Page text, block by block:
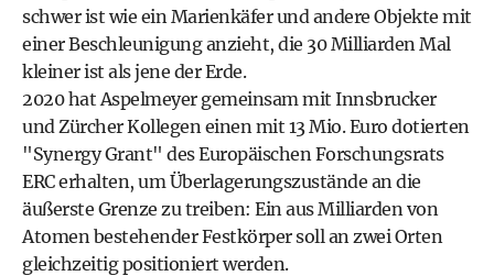
schwer ist wie ein Marienkäfer und andere Objekte mit
einer Beschleunigung anzieht, die 30 Milliarden Mal
kleiner ist als jene der Erde.
2020 hat Aspelmeyer gemeinsam mit Innsbrucker
und Zürcher Kollegen einen mit 13 Mio. Euro dotierten
"Synergy Grant" des Europäischen Forschungsrats
ERC erhalten, um Überlagerungszustände an die
äußerste Grenze zu treiben: Ein aus Milliarden von
Atomen bestehender Festkörper soll an zwei Orten
gleichzeitig positioniert werden.